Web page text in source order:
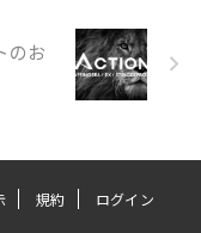
のお
規約 ログイン